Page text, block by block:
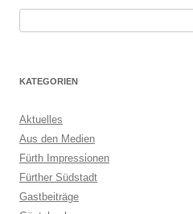
KATEGORIEN
Aktuelles
Aus den Medien
Fürth Impressionen
Fürther Südstadt
Gastbeiträge